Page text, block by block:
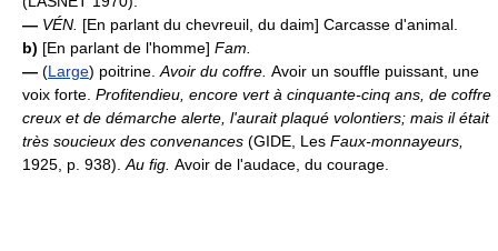
— VÉN. [En parlant du chevreuil, du daim] Carcasse d'animal.
b) [En parlant de l'homme] Fam.
— (Large) poitrine. Avoir du coffre. Avoir un souffle puissant, une
voix forte. Profitendieu, encore vert à cinquante-cinq ans, de coffre
creux et de démarche alerte, l'aurait plaqué volontiers; mais il était
très soucieux des convenances (GIDE, Les Faux-monnayeurs,
1925, p. 938). Au fig. Avoir de l'audace, du courage.